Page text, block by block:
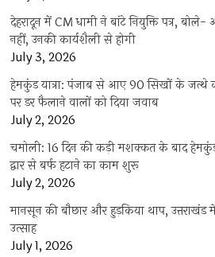
देहरादून में CM धामी ने बांटे नियुक्ति पत्र,
नहीं, उनकी कार्यशैली से होगी
July 3, 2026
हेमकुंड यात्रा: पंजाब से आए 90 सिखों के जत्थे
पर डर फैलाने वालों को दिया जवाब
July 2, 2026
चमोली: 16 दिन की कड़ी मशक्कत के बाद
द्वार से बर्फ हटाने का काम शुरू
July 2, 2026
मानसून की बौछार और हुड़किया थाप, उत्तराखंड
उत्साह
July 1, 2026